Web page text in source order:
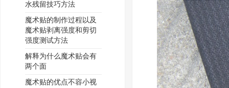
水残留技巧方法
魔术贴的制作过程以及
魔术贴剥离强度和剪切
强度测试方法
解释为什么魔术贴会有
两个面
魔术贴的优点不容小视